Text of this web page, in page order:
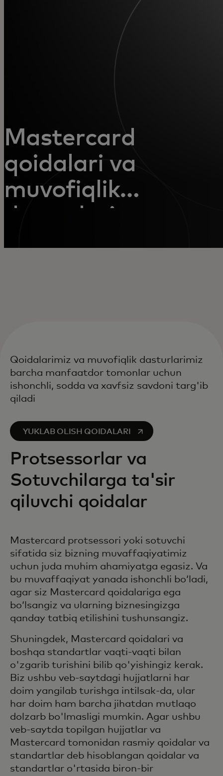
Yangiliklar va trendlar
Mastercard
qoidalari va
muvofiqlik
dasturlari
Qoidalarimiz va muvofiqlik dasturlarimiz
barcha manfaatdor tomonlar uchun
ishonchli, sodda va xavfsiz savdoni targ'ib
qiladi
YUKLAB OLISH QOIDALARI
opens in a new tab
Protsessorlar va
Sotuvchilarga ta'sir
qiluvchi qoidalar
Mastercard protsessori yoki sotuvchi
sifatida siz bizning muvaffaqiyatimiz
uchun juda muhim ahamiyatga egasiz. Va
bu muvaffaqiyat yanada ishonchli bo‘ladi,
agar siz Mastercard qoidalariga ega
bo‘lsangiz va ularning biznesingizga
qanday tatbiq etilishini tushunsangiz.
Shuningdek, Mastercard qoidalari va
boshqa standartlar vaqti-vaqti bilan
o'zgarib turishini bilib qo'yishingiz kerak.
Biz ushbu veb-saytdagi hujjatlarni har
doim yangilab turishga intilsak-da, ular
har doim ham barcha jihatdan mutlaqo
dolzarb bo'lmasligi mumkin. Agar ushbu
veb-saytda topilgan hujjatlar va
Mastercard tomonidan rasmiy qoidalar va
standartlar deb hisoblangan qoidalar va
standartlar o'rtasida biron-bir